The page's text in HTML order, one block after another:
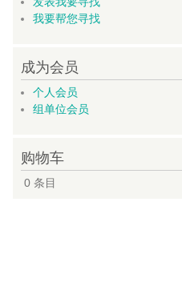
我要帮您寻找
成为会员
个人会员
组单位会员
购物车
0条目